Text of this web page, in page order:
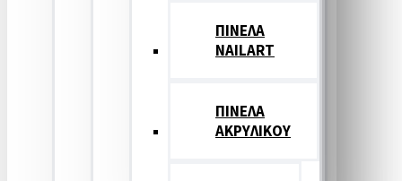
ΠΙΝΕΛΑ
NAILART
ΠΙΝΕΛΑ
ΑΚΡΥΛΙΚΟΥ